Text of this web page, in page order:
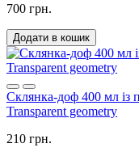
700 грн.
Додати в кошик
Склянка-доф 400 мл із
Transparent geometry
210 грн.